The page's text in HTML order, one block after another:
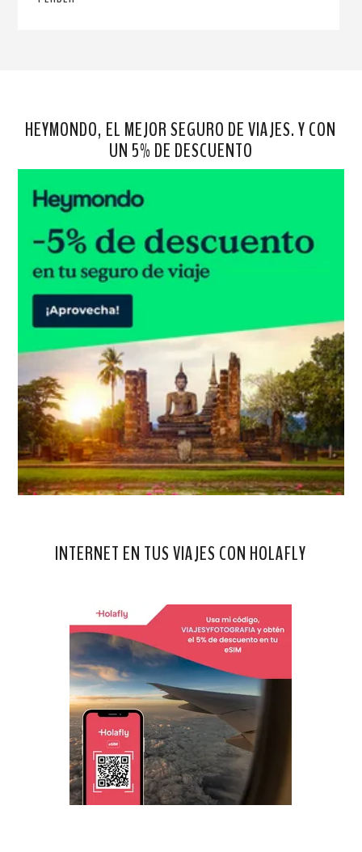
HEYMONDO, EL MEJOR SEGURO DE VIAJES. Y CON
UN 5% DE DESCUENTO
INTERNET EN TUS VIAJES CON HOLAFLY